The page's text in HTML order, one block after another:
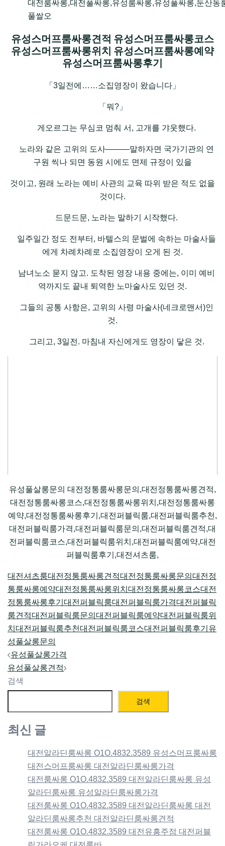
대전룸싸롱,대전풀싸롱,유성룸싸롱,유성풀싸롱,둔산
풀쌀오
유성스머프룸싸롱견적 유성스머프룸싸롱코스
유성스머프룸싸롱위치 유성스머프룸싸롱예약
유성스머프룸싸롱후기
「3일전에……소집영장이 왔습니다」
「뭐?」
게오르그는 무심코 멈춰 서, 고개를 갸웃했다.
노라와 같은 고위의 도사―――말하자면 국가기관의 연
구원 씩나 되면 동원 시에도 면제 규정이 있을
것이고, 원래 노라는 예비 사관의 교육 따위 받은 적도 없을
것이다.
드문드문, 노라는 말하기 시작했다.
일주일간 정도 전부터, 바텔스의 문벌에 속하는 마술사들
에게 차례차례로 소집영장이 오게 된 것.
남녀노소 묻지 않고. 도착된 영장 내용 중에는, 이미 예비
역까지도 끝내 퇴역한 노마술사도 있던 것.
그들의 공통 사항은, 고위의 사령 마술사(네크로맨서)인
것.
그리고, 3일전. 마침내 자신에게도 영장이 닿은 것.
유성풀살롱문의 대전정통룸싸롱문의,대전정통룸싸롱견적,
대전정통룸싸롱코스,대전정통룸싸롱위치,대전정통룸싸롱
예약,대전정통룸싸롱후기,대전퍼블릭룸,대전퍼블릭룸추천,
대전퍼블릭룸가격,대전퍼블릭룸문의,대전퍼블릭룸견적,대
전퍼블릭룸코스,대전퍼블릭룸위치,대전퍼블릭룸예약,대전
퍼블릭룸후기,대전셔츠룸,
대전셔츠룸대전정통룸싸롱견적대전정통룸싸롱문의 대전정
통룸싸롱예약대전정통룸싸롱위치 대전정통룸싸롱코스대전
정통룸싸롱후기 대전퍼블릭룸대전퍼블릭룸가격대전퍼블릭
룸견적대전퍼블릭룸문의 대전퍼블릭룸예약대전퍼블릭룸위
치 대전퍼블릭룸추천대전퍼블릭룸코스대전퍼블릭룸후기 유
성풀살롱문의
Post
navigation
유성풀살롱가격
유성풀살롱견적
검색
검색
최신 글
대전알라딘룸싸롱 O1O.4832.3589 유성스머프룸싸롱
대전스머프룸싸롱 대전알라딘룸싸롱가격
대전룸싸롱 O1O.4832.3589 대전알라딘룸싸롱 유성
알라딘룸싸롱 유성알라딘룸싸롱가격
대전룸싸롱 O1O.4832.3589 대전알라딘룸싸롱 대전
알라딘룸싸롱추천 대전알라딘룸싸롱견적
대전룸싸롱 O1O.4832.3589 대전유흥주점 대전퍼블